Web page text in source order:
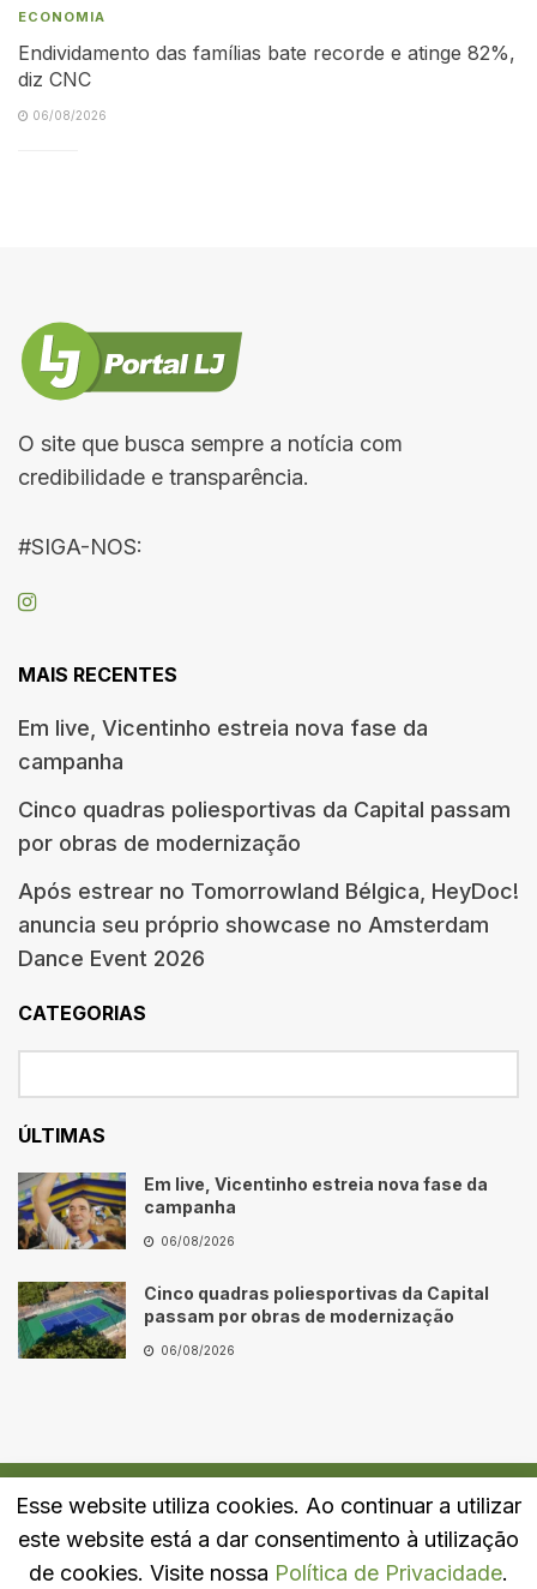
ECONOMIA
Endividamento das famílias bate recorde e atinge 82%,
diz CNC
06/08/2026
O site que busca sempre a notícia com
credibilidade e transparência.
#SIGA-NOS:
MAIS RECENTES
Em live, Vicentinho estreia nova fase da
campanha
Cinco quadras poliesportivas da Capital passam
por obras de modernização
Após estrear no Tomorrowland Bélgica, HeyDoc!
anuncia seu próprio showcase no Amsterdam
Dance Event 2026
CATEGORIAS
ÚLTIMAS
Em live, Vicentinho estreia nova fase da
campanha
06/08/2026
Cinco quadras poliesportivas da Capital
passam por obras de modernização
06/08/2026
Quem Somos Fale Conosco Política de Privacidade
Esse website utiliza cookies. Ao continuar a utilizar
este website está a dar consentimento à utilização
de cookies. Visite nossa Política de Privacidade.